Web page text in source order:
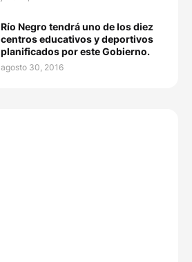
Río Negro tendrá uno de los diez
centros educativos y deportivos
planificados por este Gobierno.
agosto 30, 2016